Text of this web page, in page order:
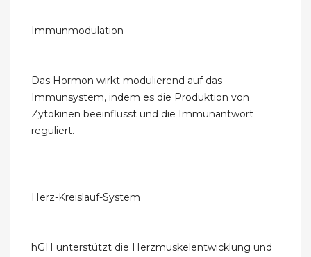
Immunmodulation
Das Hormon wirkt modulierend auf das
Immunsystem, indem es die Produktion von
Zytokinen beeinflusst und die Immunantwort
reguliert.
Herz-Kreislauf-System
hGH unterstützt die Herzmuskelentwicklung und